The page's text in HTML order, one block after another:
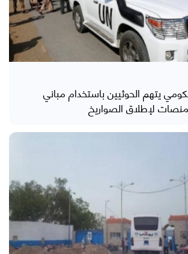
يتهم الحوثيين باستخدام مباني
لإطلاق الصواريخ